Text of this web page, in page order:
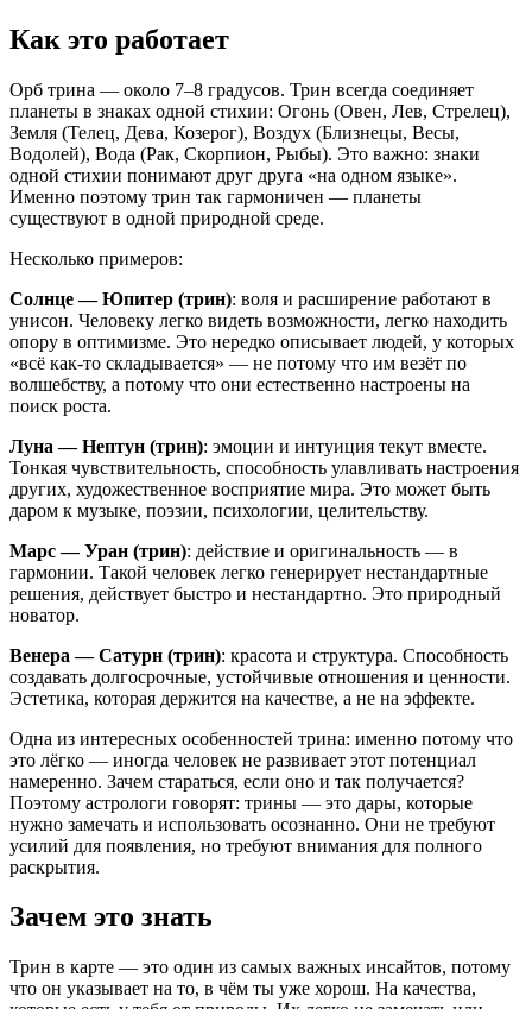
Как это работает
Орб трина — около 7–8 градусов. Трин всегда соединяет
планеты в знаках одной стихии: Огонь (Овен, Лев, Стрелец),
Земля (Телец, Дева, Козерог), Воздух (Близнецы, Весы,
Водолей), Вода (Рак, Скорпион, Рыбы). Это важно: знаки
одной стихии понимают друг друга «на одном языке».
Именно поэтому трин так гармоничен — планеты
существуют в одной природной среде.
Несколько примеров:
Солнце — Юпитер (трин): воля и расширение работают в
унисон. Человеку легко видеть возможности, легко находить
опору в оптимизме. Это нередко описывает людей, у которых
«всё как-то складывается» — не потому что им везёт по
волшебству, а потому что они естественно настроены на
поиск роста.
Луна — Нептун (трин): эмоции и интуиция текут вместе.
Тонкая чувствительность, способность улавливать настроения
других, художественное восприятие мира. Это может быть
даром к музыке, поэзии, психологии, целительству.
Марс — Уран (трин): действие и оригинальность — в
гармонии. Такой человек легко генерирует нестандартные
решения, действует быстро и нестандартно. Это природный
новатор.
Венера — Сатурн (трин): красота и структура. Способность
создавать долгосрочные, устойчивые отношения и ценности.
Эстетика, которая держится на качестве, а не на эффекте.
Одна из интересных особенностей трина: именно потому что
это лёгко — иногда человек не развивает этот потенциал
намеренно. Зачем стараться, если оно и так получается?
Поэтому астрологи говорят: трины — это дары, которые
нужно замечать и использовать осознанно. Они не требуют
усилий для появления, но требуют внимания для полного
раскрытия.
Зачем это знать
Трин в карте — это один из самых важных инсайтов, потому
что он указывает на то, в чём ты уже хорош. На качества,